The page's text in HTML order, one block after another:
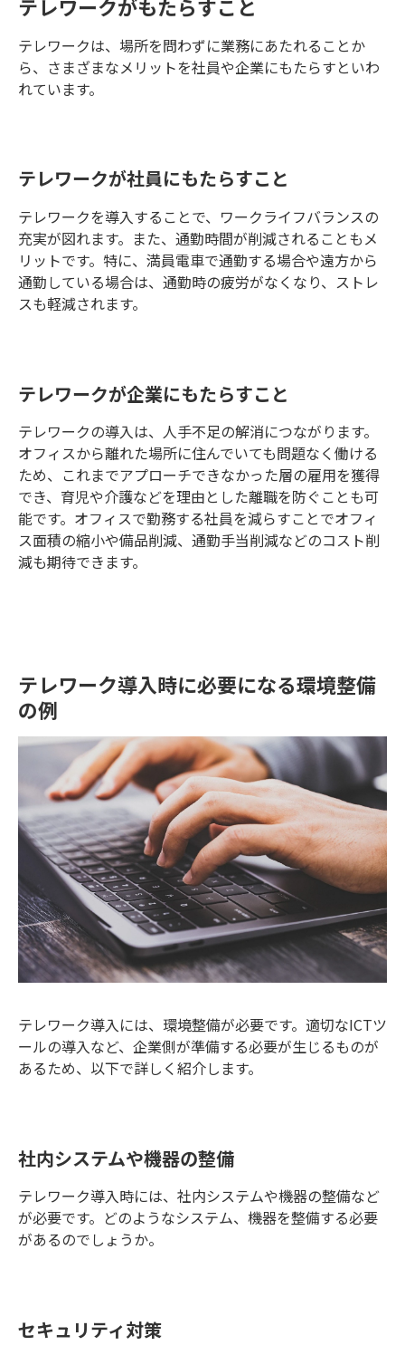
テレワークがもたらすこと
テレワークは、場所を問わずに業務にあたれることか
ら、さまざまなメリットを社員や企業にもたらすといわ
れています。
テレワークが社員にもたらすこと
テレワークを導入することで、ワークライフバランスの
充実が図れます。また、通勤時間が削減されることもメ
リットです。特に、満員電車で通勤する場合や遠方から
通勤している場合は、通勤時の疲労がなくなり、ストレ
スも軽減されます。
テレワークが企業にもたらすこと
テレワークの導入は、人手不足の解消につながります。
オフィスから離れた場所に住んでいても問題なく働ける
ため、これまでアプローチできなかった層の雇用を獲得
でき、育児や介護などを理由とした離職を防ぐことも可
能です。オフィスで勤務する社員を減らすことでオフィ
ス面積の縮小や備品削減、通勤手当削減などのコスト削
減も期待できます。
テレワーク導入時に必要になる環境整備
の例
テレワーク導入には、環境整備が必要です。適切なICTツ
ールの導入など、企業側が準備する必要が生じるものが
あるため、以下で詳しく紹介します。
社内システムや機器の整備
テレワーク導入時には、社内システムや機器の整備など
が必要です。どのようなシステム、機器を整備する必要
があるのでしょうか。
セキュリティ対策